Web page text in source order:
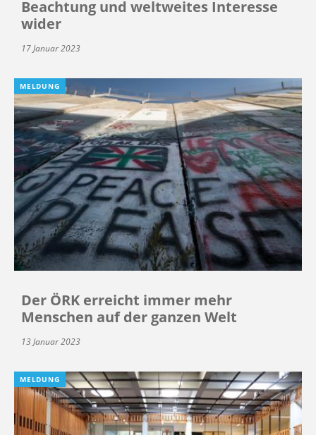
Beachtung und weltweites Interesse
wider
17 Januar 2023
MELDUNG
Der ÖRK erreicht immer mehr
Menschen auf der ganzen Welt
13 Januar 2023
MELDUNG